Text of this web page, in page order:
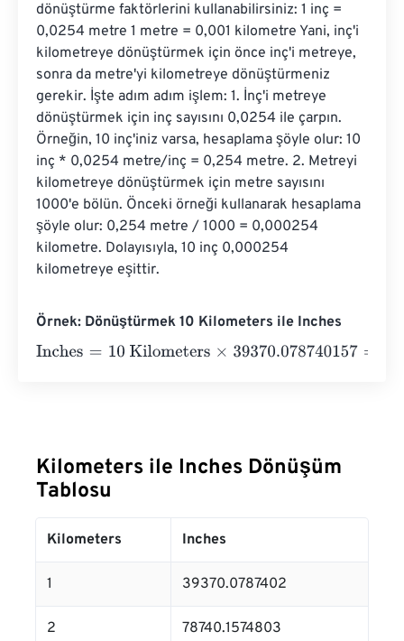
dönüştürme faktörlerini kullanabilirsiniz: 1 inç =
0,0254 metre 1 metre = 0,001 kilometre Yani, inç'i
kilometreye dönüştürmek için önce inç'i metreye,
sonra da metre'yi kilometreye dönüştürmeniz
gerekir. İşte adım adım işlem: 1. İnç'i metreye
dönüştürmek için inç sayısını 0,0254 ile çarpın.
Örneğin, 10 inç'iniz varsa, hesaplama şöyle olur: 10
inç * 0,0254 metre/inç = 0,254 metre. 2. Metreyi
kilometreye dönüştürmek için metre sayısını
1000'e bölün. Önceki örneği kullanarak hesaplama
şöyle olur: 0,254 metre / 1000 = 0,000254
kilometre. Dolayısıyla, 10 inç 0,000254
kilometreye eşittir.
Örnek: Dönüştürmek 10 Kilometers ile Inches
Inches= 10 Kilometers×39370.078740157=
Kilometers ile Inches Dönüşüm
Tablosu
Kilometers Inches
1 39370.0787402
2 78740.1574803